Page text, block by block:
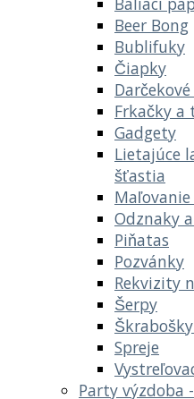
Beer Bong
Bublifuky
Čiapky
Frkačky
Gadgety
Lietajúce
šťastia
Odznaky
Piňatas
Pozvánky
Rekvizity
Šerpy
Spreje
Party výzdoba